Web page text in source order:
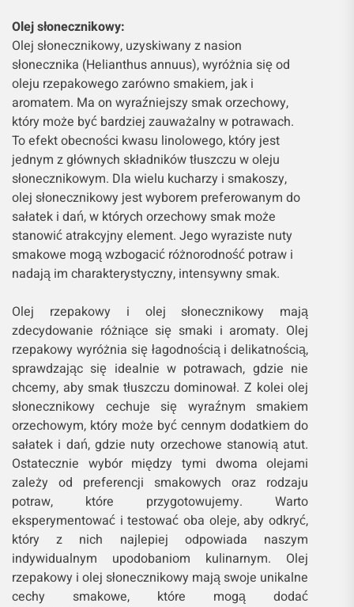
Olej słonecznikowy:
Olej słonecznikowy, uzyskiwany z nasion
słonecznika (Helianthus annuus), wyróżnia się od
oleju rzepakowego zarówno smakiem, jak i
aromatem. Ma on wyraźniejszy smak orzechowy,
który może być bardziej zauważalny w potrawach.
To efekt obecności kwasu linolowego, który jest
jednym z głównych składników tłuszczu w oleju
słonecznikowym. Dla wielu kucharzy i smakoszy,
olej słonecznikowy jest wyborem preferowanym do
sałatek i dań, w których orzechowy smak może
stanowić atrakcyjny element. Jego wyraziste nuty
smakowe mogą wzbogacić różnorodność potraw i
nadają im charakterystyczny, intensywny smak.
Olej rzepakowy i olej słonecznikowy mają
zdecydowanie różniące się smaki i aromaty. Olej
rzepakowy wyróżnia się łagodnością i delikatnością,
sprawdzając się idealnie w potrawach, gdzie nie
chcemy, aby smak tłuszczu dominował. Z kolei olej
słonecznikowy cechuje się wyraźnym smakiem
orzechowym, który może być cennym dodatkiem do
sałatek i dań, gdzie nuty orzechowe stanowią atut.
Ostatecznie wybór między tymi dwoma olejami
zależy od preferencji smakowych oraz rodzaju
potraw, które przygotowujemy. Warto
eksperymentować i testować oba oleje, aby odkryć,
który z nich najlepiej odpowiada naszym
indywidualnym upodobaniom kulinarnym. Olej
rzepakowy i olej słonecznikowy mają swoje unikalne
cechy smakowe, które mogą dodać